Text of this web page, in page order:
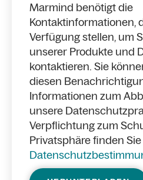
Marmind benötigt die
Kontaktinformationen,
Verfügung stellen, um
unserer Produkte und
kontaktieren. Sie
diesen
Informationen zum
unsere
Verpflichtung zum
Privatsphäre finden